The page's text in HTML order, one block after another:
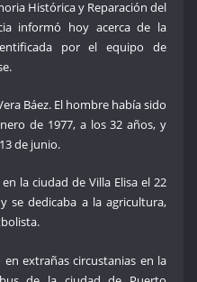
Histórica y Reparación del
informó hoy acerca de la
por el equipo de
Báez. El hombre había sido
de 1977, a los 32 años, y
de junio.
la ciudad de Villa Elisa el 22
se dedicaba a la agricultura,
extrañas circustanias en la